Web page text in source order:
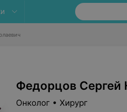
Федорцов Сергей
Онколог • Хирург